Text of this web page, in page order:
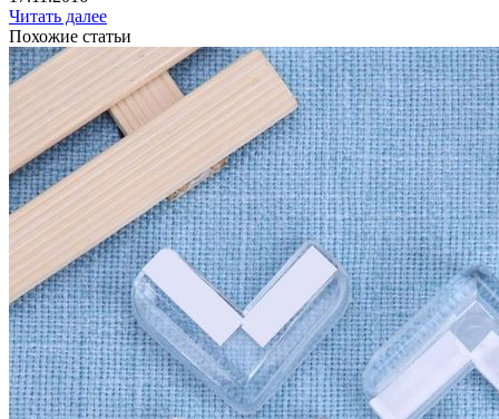
Читать далее
Похожие статьи